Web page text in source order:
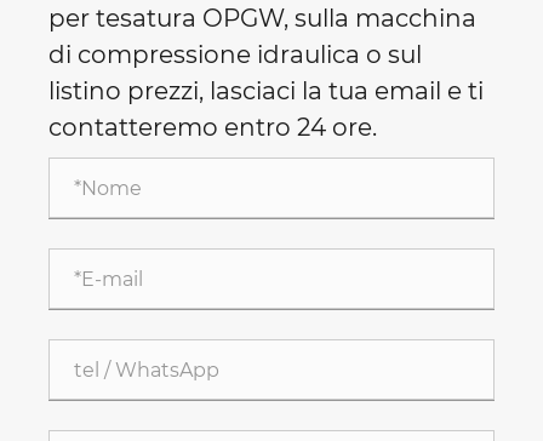
per tesatura OPGW, sulla macchina
di compressione idraulica o sul
listino prezzi, lasciaci la tua email e ti
contatteremo entro 24 ore.